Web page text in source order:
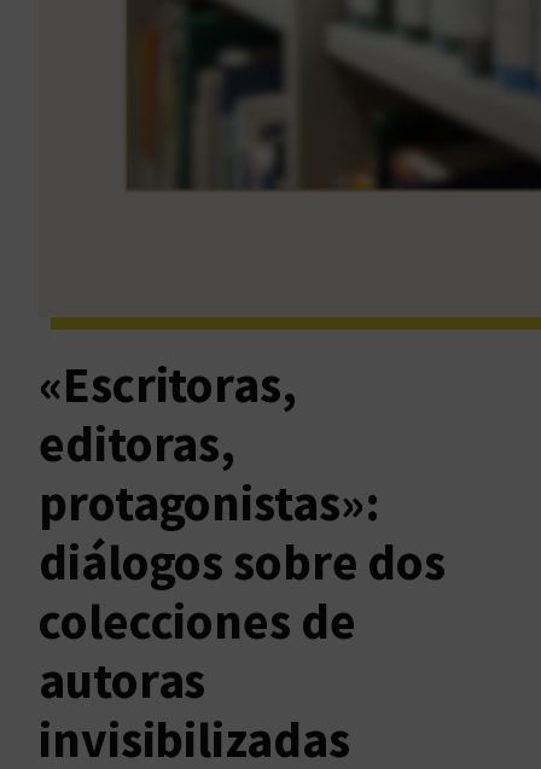
«Escritoras,
editoras,
protagonistas»:
diálogos sobre dos
colecciones de
autoras
invisibilizadas